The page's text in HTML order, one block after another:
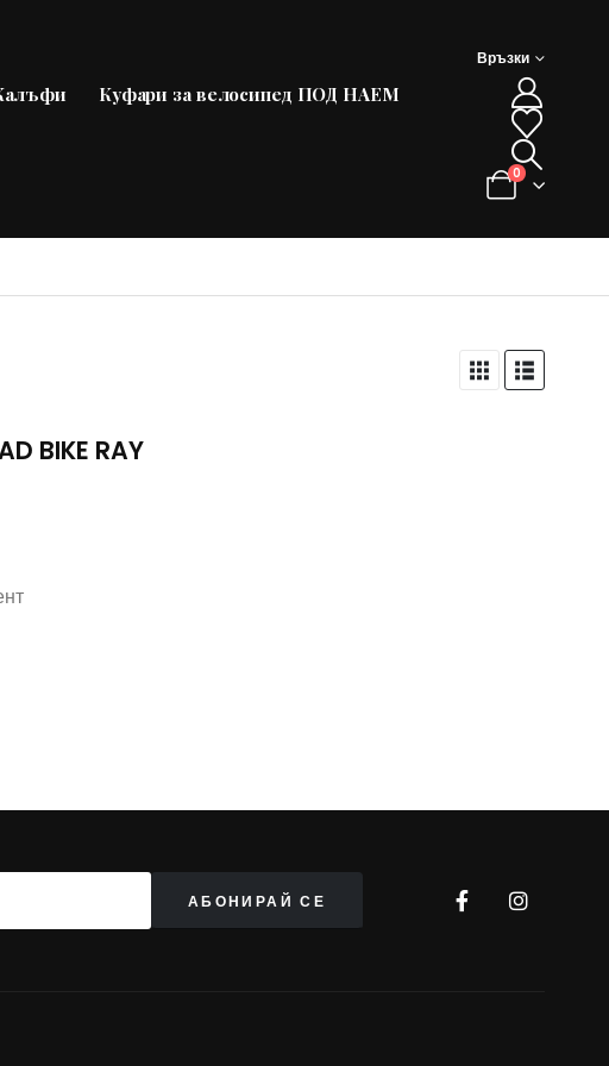
Куфари за велосипед ПОД НАЕМ
Връзки
0
BIKE RAY